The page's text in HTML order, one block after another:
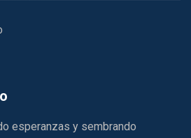
esperanzas y sembrando